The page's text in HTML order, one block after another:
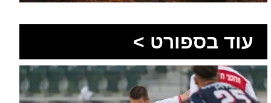
בעשרה שחקנים: הפועל באר